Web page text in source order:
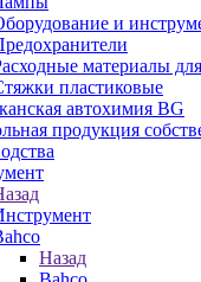
и
материалы
пластиковые
автохимия BG
продукция
Назад